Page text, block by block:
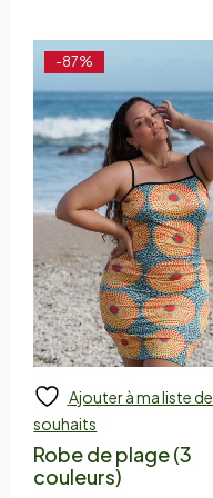
-87%
Add to cart
Ajouter à ma liste de
souhaits
Robe de plage (3
couleurs)